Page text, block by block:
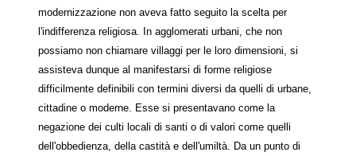
modernizzazione non aveva fatto seguito la scelta per
l'indifferenza religiosa. In agglomerati urbani, che non
possiamo non chiamare villaggi per le loro dimensioni, si
assisteva dunque al manifestarsi di forme religiose
difficilmente definibili con termini diversi da quelli di urbane,
cittadine o moderne. Esse si presentavano come la
negazione dei culti locali di santi o di valori come quelli
dell'obbedienza, della castità e dell'umiltà. Da un punto di